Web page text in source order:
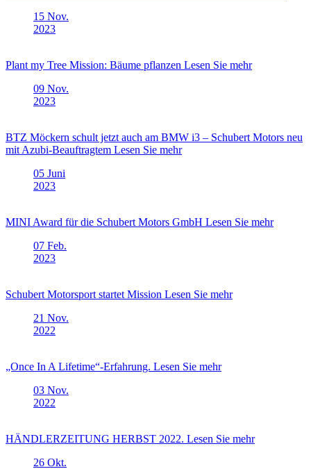
15 Nov.
2023
Plant my Tree Mission: Bäume pflanzen Lesen Sie mehr
09 Nov.
2023
BTZ Möckern schult jetzt auch am BMW i3 – Schubert Motors neu
mit Azubi-Beauftragtem Lesen Sie mehr
05 Juni
2023
MINI Award für die Schubert Motors GmbH Lesen Sie mehr
07 Feb.
2023
Schubert Motorsport startet Mission Lesen Sie mehr
21 Nov.
2022
„Once In A Lifetime“-Erfahrung. Lesen Sie mehr
03 Nov.
2022
HÄNDLERZEITUNG HERBST 2022. Lesen Sie mehr
26 Okt.